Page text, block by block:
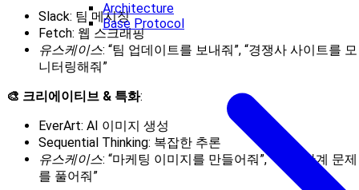
Architecture
Base Protocol
Slack: 팀 메시징
Fetch: 웹 스크래핑
유스케이스: “팀 업데이트를 보내줘”, “경쟁사 사이트를 모
니터링해줘”
🎨 크리에이티브 & 특화:
EverArt: AI 이미지 생성
Sequential Thinking: 복잡한 추론
유스케이스: “마케팅 이미지를 만들어줘”, “여러 단계 문제
를 풀어줘”